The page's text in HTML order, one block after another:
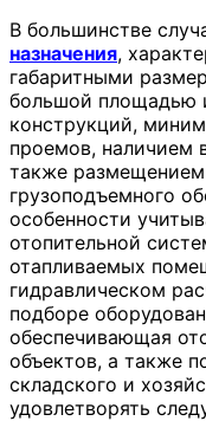
В большинстве
назначения,
габаритными
большой площадью
конструкций,
проемов, наличием
также размещением
грузоподъемного
особенности
отопительной
отапливаемых
гидравлическом
подборе
обеспечивающая
объектов, а также
складского и
удовлетворять